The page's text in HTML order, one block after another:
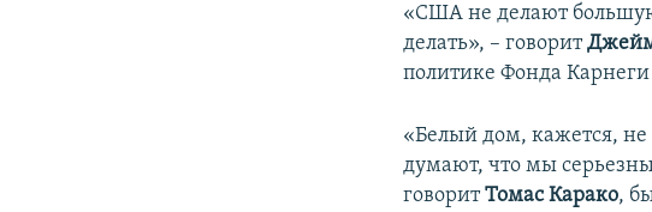
«США не делают большую
делать», – говорит
политике Фонда
«Белый дом, кажется, не
думают, что мы
говоритТомас Карако,